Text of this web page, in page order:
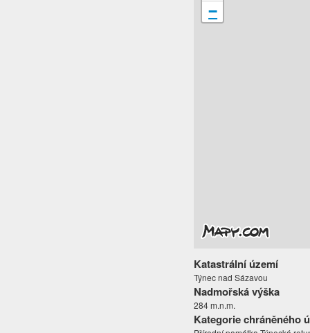
−
Katastrální území
Týnec nad Sázavou
Nadmořská výška
284 m.n.m.
Kategorie chráněného